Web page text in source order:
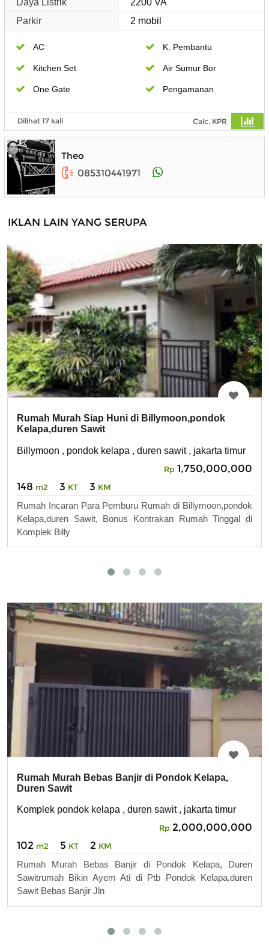
Parkir
2 mobil
AC K. Pembantu
Kitchen Set Air Sumur Bor
One Gate Pengamanan
Dilihat 17 kali Calc. KPR
Theo
085310441971
IKLAN LAIN YANG SERUPA
Rumah Murah Siap Huni di Billymoon,pondok
Kelapa,duren Sawit
Billymoon , pondok kelapa , duren sawit , jakarta timur
Rp 1,750,000,000
148 m2 3 KT 3 KM
Rumah Incaran Para Pemburu Rumah di Billymoon,pondok
Kelapa,duren Sawit, Bonus Kontrakan Rumah Tinggal di
Komplek Billy
Rumah Murah Bebas Banjir di Pondok Kelapa,
Duren Sawit
Komplek pondok kelapa , duren sawit , jakarta timur
Rp 2,000,000,000
102 m2 5 KT 2 KM
Rumah Murah Bebas Banjir di Pondok Kelapa, Duren
Sawitrumah Bikin Ayem Ati di Ptb Pondok Kelapa,duren
Sawit Bebas Banjir Jln